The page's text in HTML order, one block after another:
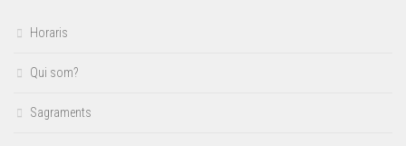
Horaris
Qui som?
Sagraments